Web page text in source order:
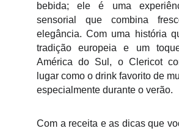
bebida; ele é uma
sensorial que combina
elegância. Com uma história
tradição europeia e um
América do Sul, o Clericot
lugar como o drink favorito de
especialmente durante o verão.
Com a receita e as dicas que